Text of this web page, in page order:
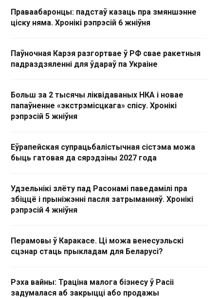
Праваабаронцы: падстаў казаць пра змяншэнне
ціску няма. Хронікі рэпрэсій 6 жніўня
Паўночная Карэя разгортвае ў РФ свае ракетныя
падраздзяленні для ўдараў па Украіне
Больш за 2 тысячы ліквідаваных НКА і новае
папаўненне «экстрэмісцкага» спісу. Хронікі
рэпрэсій 5 жніўня
Еўрапейская супрацьбалістычная сістэма можа
быць гатовая да сярэдзіны 2027 года
Удзельнікі злёту пад Расонамі паведамілі пра
збіццё і прыніжэнні пасля затрыманняў. Хронікі
рэпрэсій 4 жніўня
Перамовы ў Каракасе. Ці можа венесуэльскі
сцэнар стаць прыкладам для Беларусі?
Рэха вайны: Траціна малога бізнесу ў Расіі
задумалася аб закрыцці або продажы